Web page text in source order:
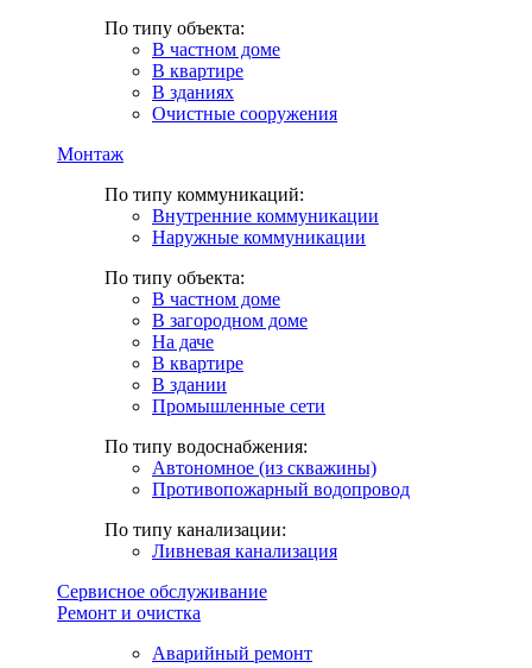
По типу объекта:
В частном доме
В квартире
В зданиях
Очистные сооружения
Монтаж
По типу коммуникаций:
Внутренние коммуникации
Наружные коммуникации
По типу объекта:
В частном доме
В загородном доме
На даче
В квартире
В здании
Промышленные сети
По типу водоснабжения:
Автономное (из скважины)
Противопожарный водопровод
По типу канализации:
Ливневая канализация
Сервисное обслуживание
Ремонт и очистка
Аварийный ремонт